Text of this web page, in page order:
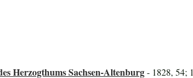
Herzogthums Sachsen-Altenburg- 1828, 54;